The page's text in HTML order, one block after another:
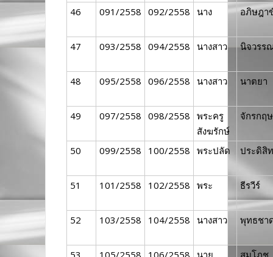
46 091/2558 092/2558 นาง อภิษฎา
47 093/2558 094/2558 นางสาว นิจวรร
48 095/2558 096/2558 นางสาว นาตยา
49 097/2558 098/2558 พระครู
สังฆรักษ์
จักรกฤ
50 099/2558 100/2558 พระปลัด ประดิสิ
51 101/2558 102/2558 พระ ธีรวีร์
52 103/2558 104/2558 นางสาว พุทธชา